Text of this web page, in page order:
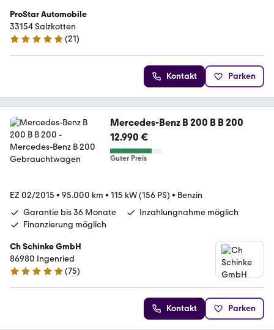
ProStar Automobile
33154 Salzkotten
4.9 Sterne
(21)
Kontakt Parken
Mercedes-Benz B 200 B B 200
12.990 €
Guter Preis
EZ 02/2015 • 95.000 km • 115 kW (156 PS) • Benzin
Garantie bis 36 Monate
Inzahlungnahme möglich
Finanzierung möglich
Ch Schinke GmbH
86980 Ingenried
4.9 Sterne
(75)
Kontakt Parken